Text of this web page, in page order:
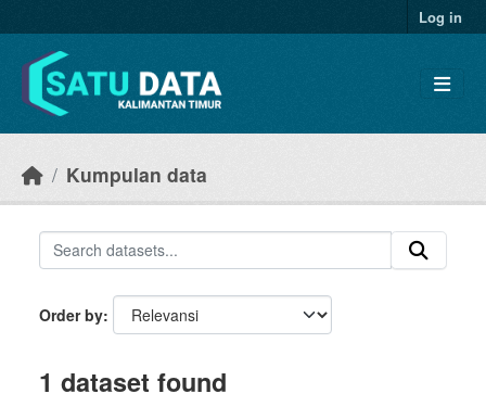
Log in
Kumpulan data
Order by
1 dataset found